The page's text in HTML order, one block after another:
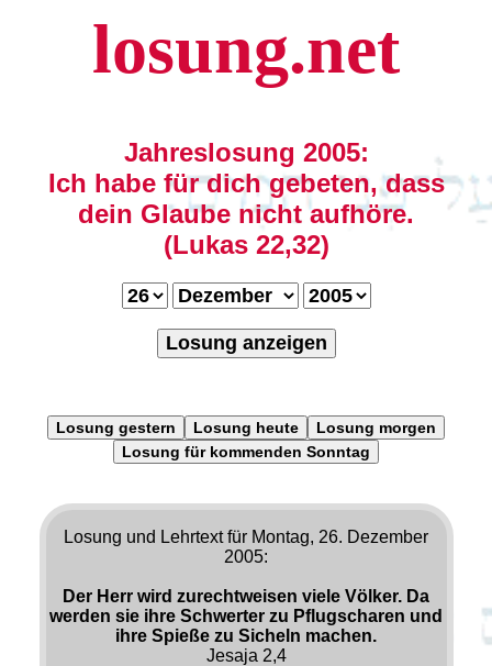
losung.net
Jahreslosung 2005:
Ich habe für dich gebeten, dass
dein Glaube nicht aufhöre.
(Lukas 22,32)
Losung anzeigen
Losung gestern Losung heute
Losung morgen
Losung für kommenden Sonntag
Losung und Lehrtext für Montag, 26. Dezember
2005:
Der Herr wird zurechtweisen viele Völker. Da
werden sie ihre Schwerter zu Pflugscharen und
ihre Spieße zu Sicheln machen.
Jesaja 2,4